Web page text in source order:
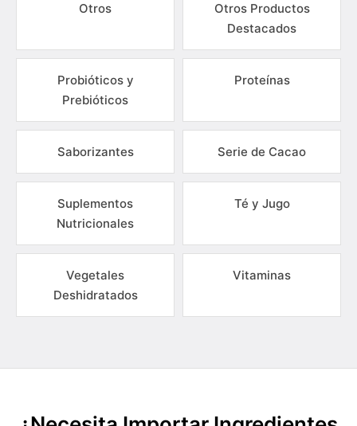
Otros
Otros Productos
Destacados
Probióticos y
Prebióticos
Proteínas
Saborizantes Serie de Cacao
Suplementos
Nutricionales
Té y Jugo
Vegetales
Deshidratados
Vitaminas